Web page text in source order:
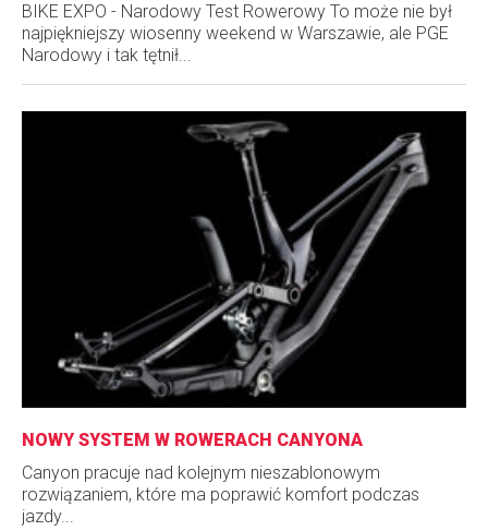
BIKE EXPO - Narodowy Test Rowerowy To może nie był
najpiękniejszy wiosenny weekend w Warszawie, ale PGE
Narodowy i tak tętnił...
NOWY SYSTEM W ROWERACH CANYONA
Canyon pracuje nad kolejnym nieszablonowym
rozwiązaniem, które ma poprawić komfort podczas
jazdy...